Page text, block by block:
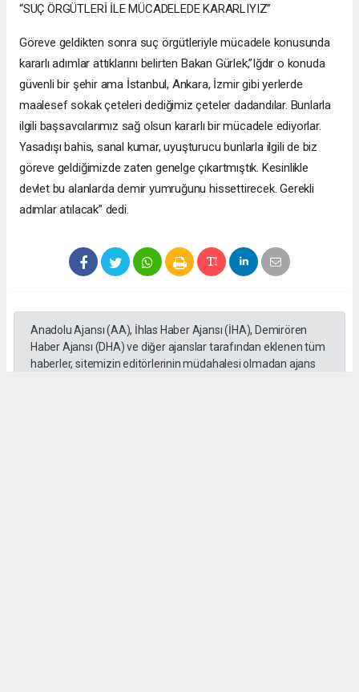
“SUÇ ÖRGÜTLERİ İLE MÜCADELEDE KARARLIYIZ”
Göreve geldikten sonra suç örgütleriyle mücadele konusunda
kararlı adımlar attıklarını belirten Bakan Gürlek,”Iğdır o konuda
güvenli bir şehir ama İstanbul, Ankara, İzmir gibi yerlerde
maalesef sokak çeteleri dediğimiz çeteler dadandılar. Bunlarla
ilgili başsavcılarımız sağ olsun kararlı bir mücadele ediyorlar.
Yasadışı bahis, sanal kumar, uyuşturucu bunlarla ilgili de biz
göreve geldiğimizde zaten genelge çıkartmıştık. Kesinlikle
devlet bu alanlarda demir yumruğunu hissettirecek. Gerekli
adımlar atılacak” dedi.
Anadolu Ajansı (AA), İhlas Haber Ajansı (İHA), Demirören
Haber Ajansı (DHA) ve diğer ajanslar tarafından eklenen tüm
haberler, sitemizin editörlerinin müdahalesi olmadan ajans